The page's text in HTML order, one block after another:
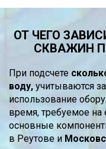
ОТ ЧЕГО
СКВАЖИН
При подсчете
воду, учитываются
использование
время, требуемое
основные
в Реутове и